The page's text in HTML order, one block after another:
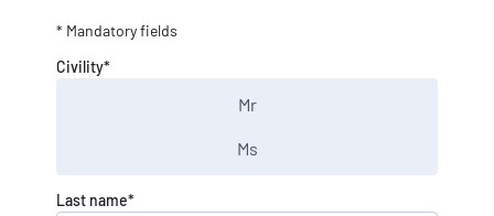
Search site
* Mandatory fields
Civility*
Mr
Ms
Last name*